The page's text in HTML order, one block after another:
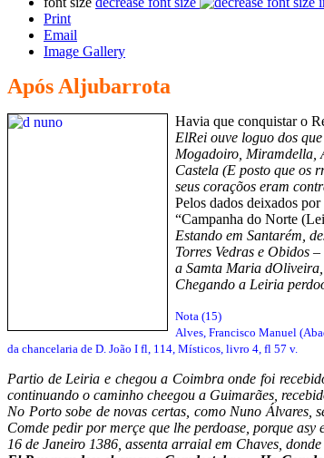
Print
Email
Image Gallery
Após Aljubarrota
Havia que conquistar o
ElRei ouve loguo dos
Mogadoiro, Miramdella,
Castela (E posto que os
seus coraçõos eram
Pelos dados deixados
“Campanha do Norte
Estando em Santarém,
Torres Vedras e Obidos
a Samta Maria
Chegando a Leiria
Nota (15)
Alves, Francisco Manuel
da chancelaria de D. João I fl, 114, Místicos, livro 4, fl 57 v.
Partio de Leiria e chegou a Coimbra onde foi
continuando o caminho cheegou a Guimarães,
No Porto sobe de novas certas, como Nuno Álvares,
Comde pedir por merçe que lhe perdoase, porque asy
16 de Janeiro 1386, assenta arraial em Chaves,